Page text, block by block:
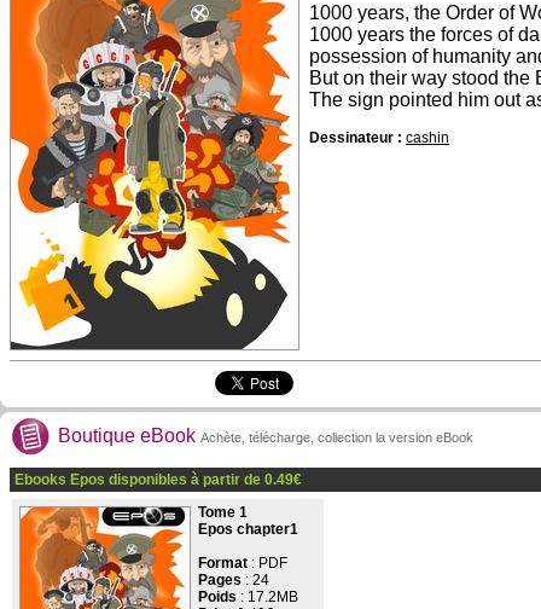
1000 years, the Order of
1000 years the forces of
possession of humanity
But on their way stood the
The sign pointed him out
Dessinateur : cashin
Boutique eBook Achète, télécharge, collection la version eBook
Ebooks Epos disponibles à partir de 0.49€
Tome 1
Epos chapter1
Format : PDF
Pages : 24
Poids : 17.2MB